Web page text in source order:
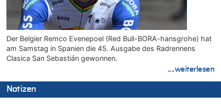
Der Belgier Remco Evenepoel (Red Bull-BORA-hansgrohe) hat
am Samstag in Spanien die 45. Ausgabe des Radrennens
Clasica San Sebastián gewonnen.
....weiterlesen
Notizen